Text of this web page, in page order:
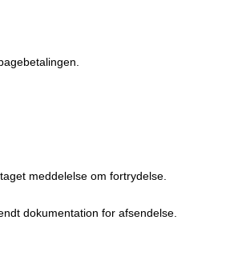
meddelelse om fortrydelse.
dokumentation for afsendelse.